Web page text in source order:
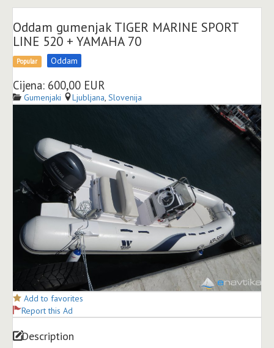
Oddam gumenjak TIGER MARINE SPORT
LINE 520 + YAMAHA 70
Popular Oddam
Cijena: 600,00 EUR
Gumenjaki Ljubljana, Slovenija
Add to favorites
Report this Ad
Description